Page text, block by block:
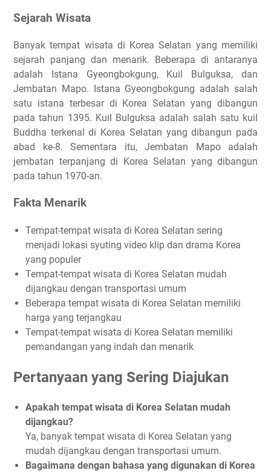
Sejarah Wisata
Banyak tempat wisata di Korea Selatan yang memiliki
sejarah panjang dan menarik. Beberapa di antaranya
adalah Istana Gyeongbokgung, Kuil Bulguksa, dan
Jembatan Mapo. Istana Gyeongbokgung adalah salah
satu istana terbesar di Korea Selatan yang dibangun
pada tahun 1395. Kuil Bulguksa adalah salah satu kuil
Buddha terkenal di Korea Selatan yang dibangun pada
abad ke-8. Sementara itu, Jembatan Mapo adalah
jembatan terpanjang di Korea Selatan yang dibangun
pada tahun 1970-an.
Fakta Menarik
Tempat-tempat wisata di Korea Selatan sering
menjadi lokasi syuting video klip dan drama Korea
yang populer
Tempat-tempat wisata di Korea Selatan mudah
dijangkau dengan transportasi umum
Beberapa tempat wisata di Korea Selatan memiliki
harga yang terjangkau
Tempat-tempat wisata di Korea Selatan memiliki
pemandangan yang indah dan menarik
Pertanyaan yang Sering Diajukan
Apakah tempat wisata di Korea Selatan mudah
dijangkau?
Ya, banyak tempat wisata di Korea Selatan yang
mudah dijangkau dengan transportasi umum.
Bagaimana dengan bahasa yang digunakan di Korea